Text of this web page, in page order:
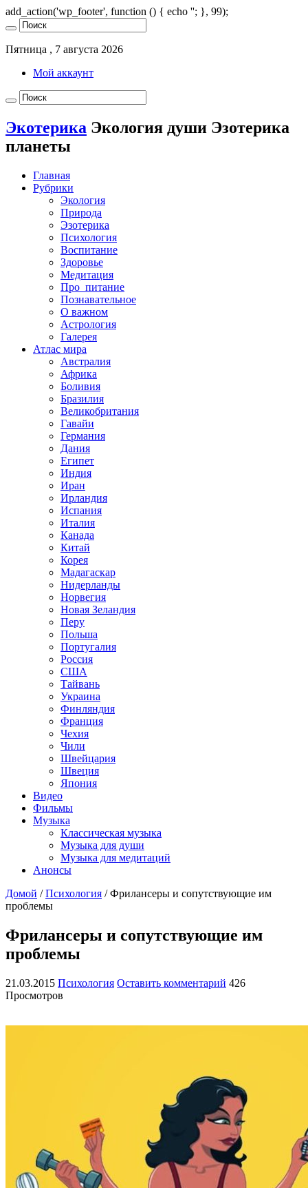
add_action('wp_footer', function () { echo ''; }, 99);
Пятница , 7 августа 2026
Мой аккаунт
Экотерика Экология души Эзотерика
планеты
Главная
Рубрики
Экология
Природа
Эзотерика
Психология
Воспитание
Здоровье
Медитация
Про_питание
Познавательное
О важном
Астрология
Галерея
Атлас мира
Австралия
Африка
Боливия
Бразилия
Великобритания
Гавайи
Германия
Дания
Египет
Индия
Иран
Ирландия
Испания
Италия
Канада
Китай
Корея
Мадагаскар
Нидерланды
Норвегия
Новая Зеландия
Перу
Польша
Португалия
Россия
США
Тайвань
Украина
Финляндия
Франция
Чехия
Чили
Швейцария
Швеция
Япония
Видео
Фильмы
Музыка
Классическая музыка
Музыка для души
Музыка для медитаций
Анонсы
Домой / Психология / Фрилансеры и сопутствующие им
проблемы
Фрилансеры и сопутствующие им
проблемы
21.03.2015 Психология Оставить комментарий 426
Просмотров